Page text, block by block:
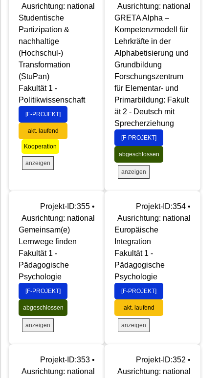
Ausrichtung: national
Studentische
Partizipation &
nachhaltige
(Hochschul-)
Transformation
(StuPan)
Fakultät 1 -
Politikwissenschaft
[F-PROJEKT]
akt. laufend
Kooperation
anzeigen
Ausrichtung: national
GRETA Alpha –
Kompetenzmodell für
Lehrkräfte in der
Alphabetisierung und
Grundbildung
Forschungszentrum
für Elementar- und
Primarbildung: Fakult
ät 2 - Deutsch mit
Sprecherziehung
[F-PROJEKT]
abgeschlossen
anzeigen
Projekt-ID:355 •
Ausrichtung: national
Gemeinsam(e)
Lernwege finden
Fakultät 1 -
Pädagogische
Psychologie
[F-PROJEKT]
abgeschlossen
anzeigen
Projekt-ID:354 •
Ausrichtung: national
Europäische
Integration
Fakultät 1 -
Pädagogische
Psychologie
[F-PROJEKT]
akt. laufend
anzeigen
Projekt-ID:353 •
Ausrichtung: national
Projekt-ID:352 •
Ausrichtung: national